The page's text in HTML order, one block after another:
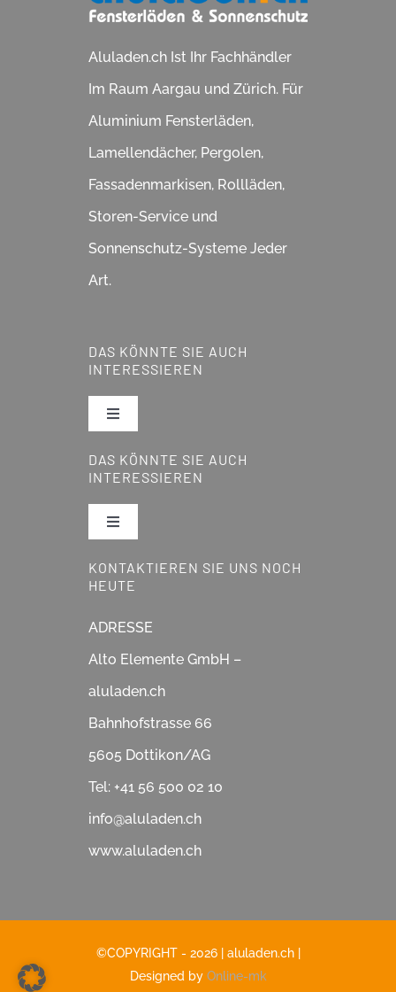
Aluladen.ch Ist Ihr Fachhändler
Im Raum Aargau und Zürich. Für
Aluminium Fensterläden,
Lamellendächer, Pergolen,
Fassadenmarkisen, Rollläden,
Storen-Service und
Sonnenschutz-Systeme Jeder
Art.
DAS KÖNNTE SIE AUCH
INTERESSIEREN
Toggle
Lamellendächer
Glasdächer
Schiebegläser
Fensterläden
Sonnenstoren & Markisen
Lamellenstoren
DAS KÖNNTE SIE AUCH
INTERESSIEREN
Toggle
Reparatur & Service
Showroom
Impressum
Datenschutzerklärung
AGB
KONTAKTIEREN SIE UNS NOCH
HEUTE
ADRESSE
Alto Elemente GmbH –
aluladen.ch
Bahnhofstrasse 66
5605 Dottikon/AG
Tel: +41 56 500 02 10
info@aluladen.ch
www.aluladen.ch
©COPYRIGHT - 2026 | aluladen.ch
Designed by Online-mk